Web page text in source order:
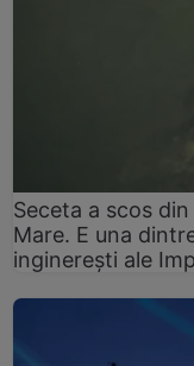
Seceta a scos
Mare. E una
inginerești ale